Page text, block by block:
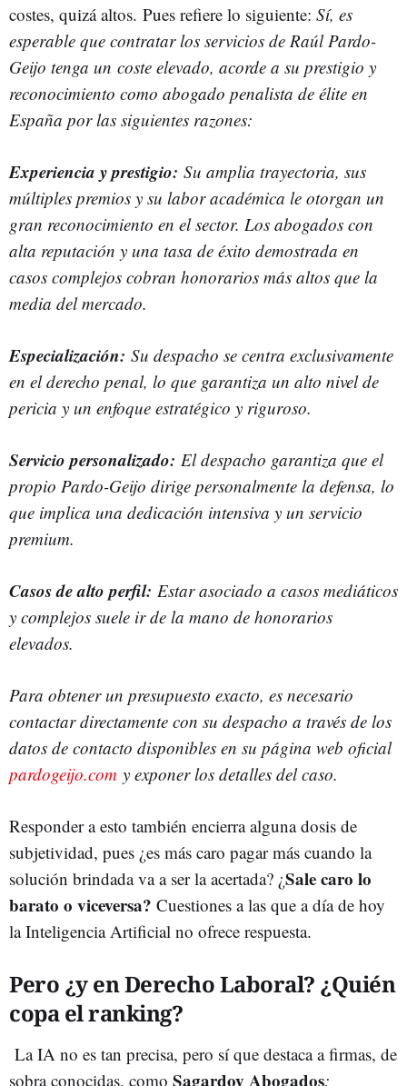
costes, quizá altos. Pues refiere lo siguiente: Sí, es
esperable que contratar los servicios de Raúl Pardo-
Geijo tenga un coste elevado, acorde a su prestigio y
reconocimiento como abogado penalista de élite en
España por las siguientes razones:
Experiencia y prestigio: Su amplia trayectoria, sus
múltiples premios y su labor académica le otorgan un
gran reconocimiento en el sector. Los abogados con
alta reputación y una tasa de éxito demostrada en
casos complejos cobran honorarios más altos que la
media del mercado.
Especialización: Su despacho se centra exclusivamente
en el derecho penal, lo que garantiza un alto nivel de
pericia y un enfoque estratégico y riguroso.
Servicio personalizado: El despacho garantiza que el
propio Pardo-Geijo dirige personalmente la defensa, lo
que implica una dedicación intensiva y un servicio
premium.
Casos de alto perfil: Estar asociado a casos mediáticos
y complejos suele ir de la mano de honorarios
elevados.
Para obtener un presupuesto exacto, es necesario
contactar directamente con su despacho a través de los
datos de contacto disponibles en su página web oficial
pardogeijo.com y exponer los detalles del caso.
Responder a esto también encierra alguna dosis de
subjetividad, pues ¿es más caro pagar más cuando la
solución brindada va a ser la acertada? ¿Sale caro lo
barato o viceversa? Cuestiones a las que a día de hoy
la Inteligencia Artificial no ofrece respuesta.
Pero ¿y en Derecho Laboral? ¿Quién
copa el ranking?
La IA no es tan precisa, pero sí que destaca a firmas, de
sobra conocidas, como Sagardoy Abogados: